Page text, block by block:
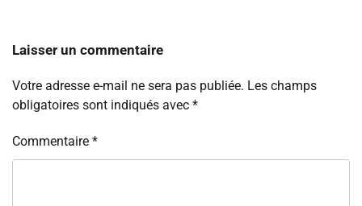
Laisser un commentaire
Votre adresse e-mail ne sera pas publiée. Les champs
obligatoires sont indiqués avec *
Commentaire *